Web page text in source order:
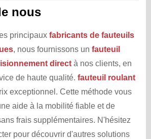
nous
principaux fabricants de fauteuils
, nous fournissons un fauteuil
direct à nos clients, en
de haute qualité. fauteuil roulant
exceptionnel. Cette méthode vous
aide à la mobilité fiable et de
frais supplémentaires. N'hésitez
pour découvrir d'autres solutions